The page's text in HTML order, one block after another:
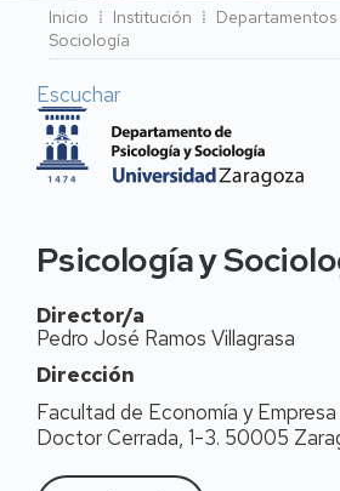
Ruta
de
navegación
Inicio Institución Departamentos
Sociología
Escuchar
Psicología y
Director/a
Pedro José Ramos Villagrasa
Dirección
Facultad de Economía y
Doctor Cerrada, 1-3. 50005